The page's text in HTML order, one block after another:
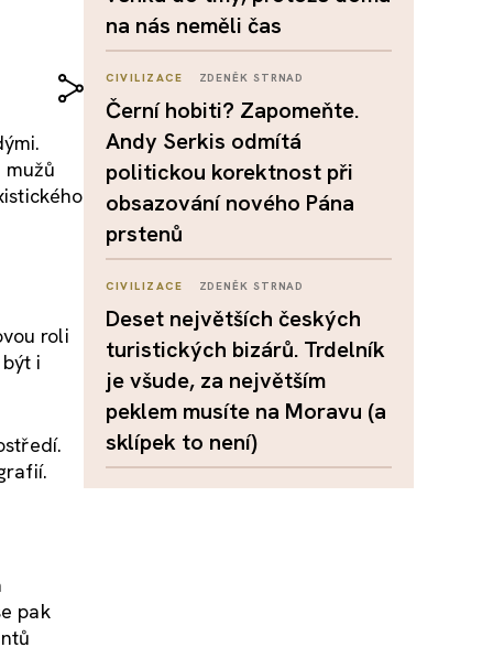
mužů
roli
i
pak
na nás neměli čas
CIVILIZACE ZDENĚK STRNAD
Černí hobiti? Zapomeňte.
Andy Serkis odmítá
politickou korektnost při
obsazování nového Pána
prstenů
CIVILIZACE ZDENĚK STRNAD
Deset největších českých
turistických bizárů. Trdelník
je všude, za největším
peklem musíte na Moravu (a
sklípek to není)